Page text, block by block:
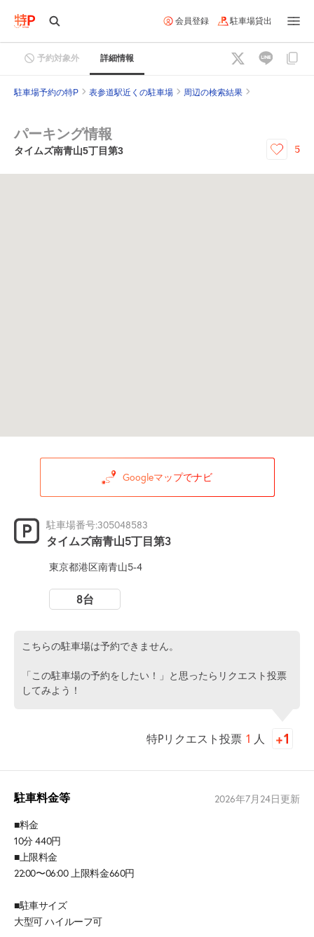
会員登録 駐車場貸出
予約対象外 詳細情報
駐車場予約の特P 表参道駅近くの駐車場 周辺の検索結果
パーキング情報
タイムズ南青山5丁目第3 5
Googleマップでナビ
駐車場番号:305048583
タイムズ南青山5丁目第3
東京都港区南青山5-4
8台
こちらの駐車場は予約できません。
「この駐車場の予約をしたい！」と思ったらリクエスト投票
してみよう！
特Pリクエスト投票 1 人
駐車料金等 2026年7月24日更新
■料金
10分 440円
■上限料金
22:00〜06:00 上限料金660円
■駐車サイズ
大型可 ハイルーフ可